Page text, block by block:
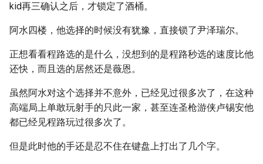
kid再三确认之后，才锁定了酒桶。
阿水四楼，他选择的时候没有犹豫，直接锁了尹泽瑞尔。
正想看看程路选的是什么，没想到的是程路秒选的速度比他
还快，而且选的居然还是薇恩。
虽然阿水对这个选择并不意外，已经见过很多次了，在这种
高端局上单敢玩射手的只此一家，甚至连圣枪游侠卢锡安他
都已经见程路玩过很多次了。
但是此时他的手还是忍不住在键盘上打出了几个字。